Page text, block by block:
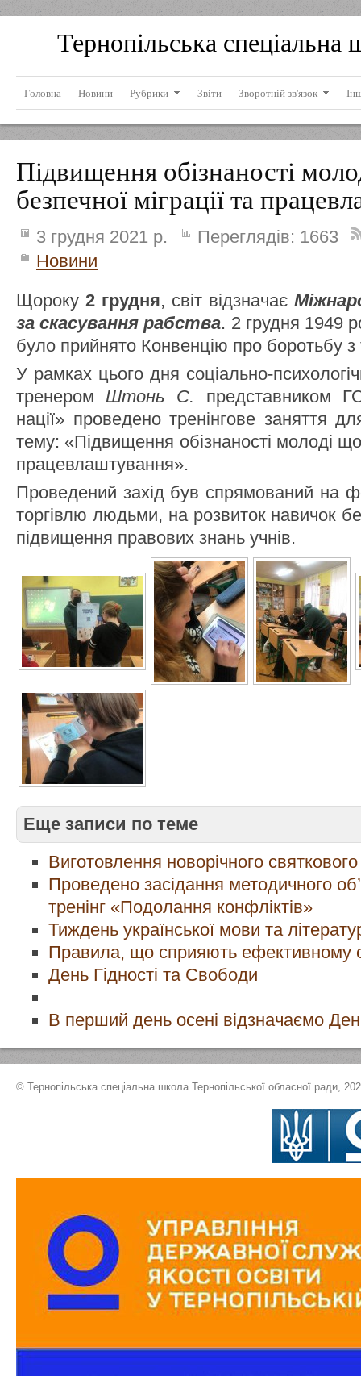
Тернопільська спеціальна
Головна Новини Рубрики Звіти Зворотній зв'язок
Підвищення обізнаності
безпечної міграції та
3 грудня 2021 р. Переглядів: 1663
Новини
Щороку 2 грудня, світ відзначає
за скасування рабства. 2 грудня 1949
було прийнято Конвенцію про боротьбу
У рамках цього дня соціально-
тренеромШтонь С. представником
нації» проведено тренінгове заняття
тему: «Підвищення обізнаності молоді
працевлаштування».
Проведений захід був спрямований на
торгівлю людьми, на розвиток навичок
підвищення правових знань учнів.
Еще записи по теме
Виготовлення новорічного
Проведено засідання методичного
тренінг «Подолання конфліктів»
Тиждень української мови та
Правила, що сприяють ефективному
День Гідності та Свободи
В перший день осені відзначаємо
© Тернопільська спеціальна школа Тернопільської обласної ради,